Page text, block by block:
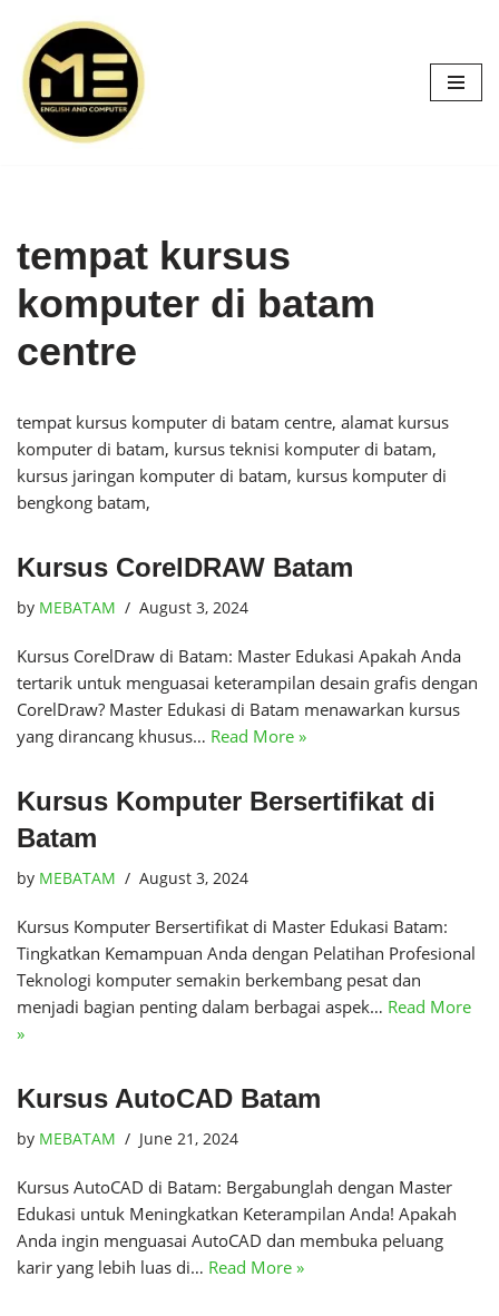
Skip
to
content
tempat kursus
komputer di batam
centre
tempat kursus komputer di batam centre, alamat kursus
komputer di batam, kursus teknisi komputer di batam,
kursus jaringan komputer di batam, kursus komputer di
bengkong batam,
Kursus CorelDRAW Batam
by MEBATAM August 3, 2024
Kursus CorelDraw di Batam: Master Edukasi Apakah Anda
tertarik untuk menguasai keterampilan desain grafis dengan
CorelDraw? Master Edukasi di Batam menawarkan kursus
yang dirancang khusus… Read More »
Kursus Komputer Bersertifikat di
Batam
by MEBATAM August 3, 2024
Kursus Komputer Bersertifikat di Master Edukasi Batam:
Tingkatkan Kemampuan Anda dengan Pelatihan Profesional
Teknologi komputer semakin berkembang pesat dan
menjadi bagian penting dalam berbagai aspek… Read More
»
Kursus AutoCAD Batam
by MEBATAM June 21, 2024
Kursus AutoCAD di Batam: Bergabunglah dengan Master
Edukasi untuk Meningkatkan Keterampilan Anda! Apakah
Anda ingin menguasai AutoCAD dan membuka peluang
karir yang lebih luas di… Read More »